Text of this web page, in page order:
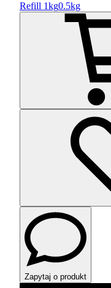
Refill 1kg0.5kg
Zapytaj o produkt